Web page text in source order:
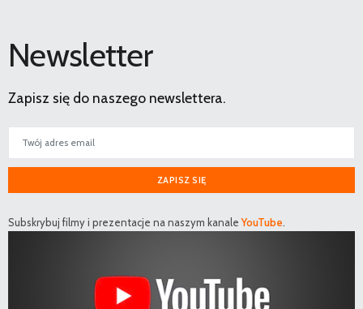
Newsletter
Zapisz się do naszego newslettera.
ZAPISZ SIĘ
Subskrybuj filmy i prezentacje na naszym kanaleYouTube